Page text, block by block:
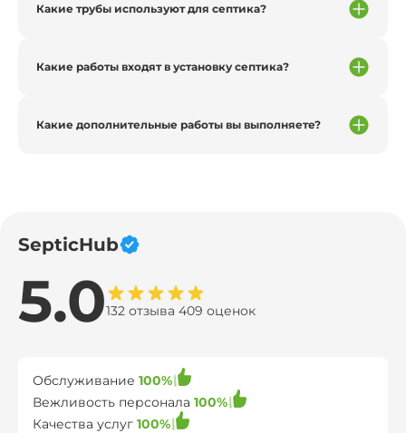
Какие трубы используют для септика?
Какие работы входят в установку септика?
Какие дополнительные работы вы выполняете?
SepticHub
5.0132 отзыва 409 оценок
Обслуживание 100%
Вежливость персонала 100%
Качества услуг 100%